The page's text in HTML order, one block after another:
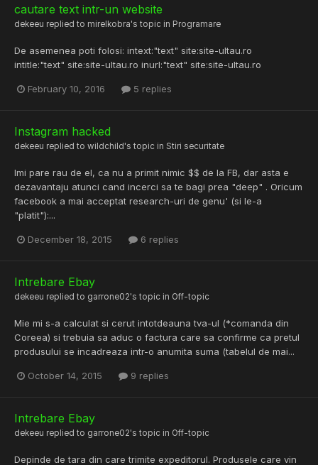
cautare text intr-un website
dekeeu replied to mirelkobra's topic in Programare
De asemenea poti folosi: intext:"text" site:site-ultau.ro
intitle:"text" site:site-ultau.ro inurl:"text" site:site-ultau.ro
February 10, 2016 5 replies
Instagram hacked
dekeeu replied to wildchild's topic in Stiri securitate
Imi pare rau de el, ca nu a primit nimic $$ de la FB, dar asta e
dezavantaju atunci cand incerci sa te bagi prea "deep" . Oricum
facebook a mai acceptat research-uri de genu' (si le-a
"platit"):...
December 18, 2015 6 replies
Intrebare Ebay
dekeeu replied to garrone02's topic in Off-topic
Mie mi s-a calculat si cerut intotdeauna tva-ul (*comanda din
Coreea) si trebuia sa aduc o factura care sa confirme ca pretul
produsului se incadreaza intr-o anumita suma (tabelul de mai...
October 14, 2015 9 replies
Intrebare Ebay
dekeeu replied to garrone02's topic in Off-topic
Depinde de tara din care trimite expeditorul. Produsele care vin